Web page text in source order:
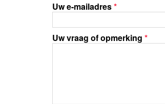
Uw e-mailadres*
Uw vraag of opmerking *